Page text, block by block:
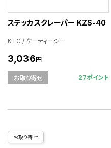
ステッカスクレーパー KZS-40
KTC / ケーティーシー
3,036円
お取り寄せ 27ポイント
お取り寄せ